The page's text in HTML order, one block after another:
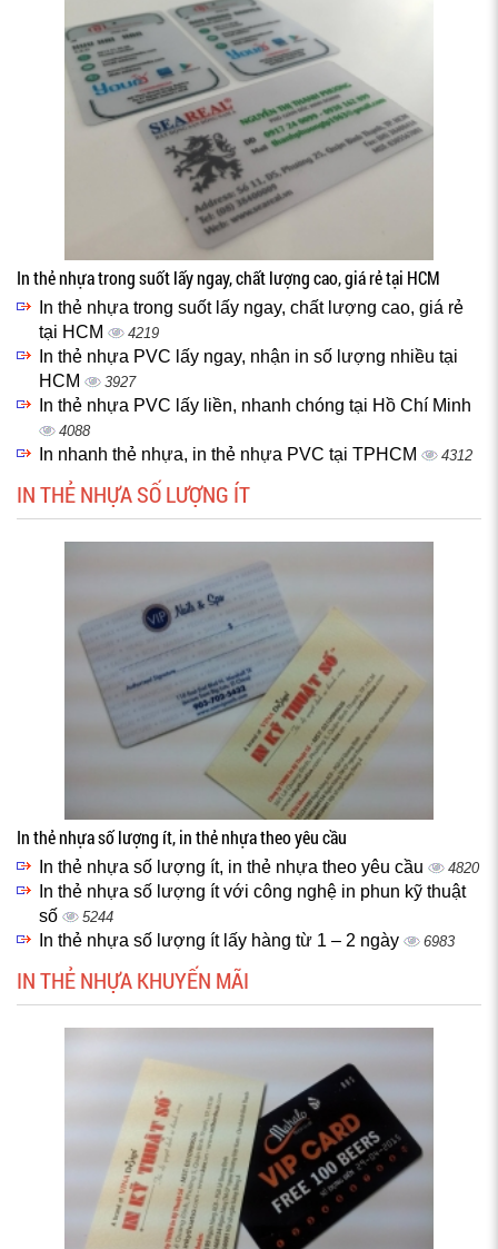
In thẻ nhựa trong suốt lấy ngay, chất lượng cao, giá rẻ tại HCM
In thẻ nhựa trong suốt lấy ngay, chất lượng cao, giá rẻ
tại HCM
4219
In thẻ nhựa PVC lấy ngay, nhận in số lượng nhiều tại
HCM
3927
In thẻ nhựa PVC lấy liền, nhanh chóng tại Hồ Chí Minh
4088
In nhanh thẻ nhựa, in thẻ nhựa PVC tại TPHCM 4312
IN THẺ NHỰA SỐ LƯỢNG ÍT
In thẻ nhựa số lượng ít, in thẻ nhựa theo yêu cầu
In thẻ nhựa số lượng ít, in thẻ nhựa theo yêu cầu 4820
In thẻ nhựa số lượng ít với công nghệ in phun kỹ thuật
số
5244
In thẻ nhựa số lượng ít lấy hàng từ 1 – 2 ngày 6983
IN THẺ NHỰA KHUYẾN MÃI